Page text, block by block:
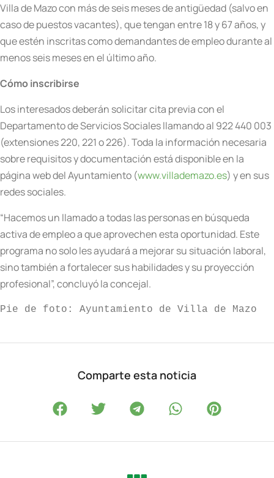
Villa de Mazo con más de seis meses de antigüedad (salvo en
caso de puestos vacantes), que tengan entre 18 y 67 años, y
que estén inscritas como demandantes de empleo durante al
menos seis meses en el último año.
Cómo inscribirse
Los interesados deberán solicitar cita previa con el
Departamento de Servicios Sociales llamando al 922 440 003
(extensiones 220, 221 o 226). Toda la información necesaria
sobre requisitos y documentación está disponible en la
página web del Ayuntamiento (www.villademazo.es) y en sus
redes sociales.
“Hacemos un llamado a todas las personas en búsqueda
activa de empleo a que aprovechen esta oportunidad. Este
programa no solo les ayudará a mejorar su situación laboral,
sino también a fortalecer sus habilidades y su proyección
profesional”, concluyó la concejal.
Pie de foto: Ayuntamiento de Villa de Mazo
Comparte esta noticia